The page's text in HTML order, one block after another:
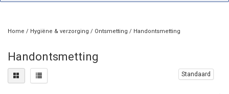
Home / Hygiëne & verzorging / Ontsmetting / Handontsmetting
Handontsmetting
Standaard